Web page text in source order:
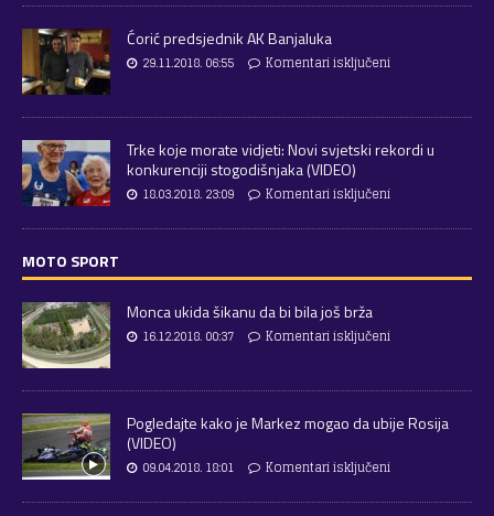
Ćorić predsjednik AK Banjaluka
29.11.2018. 06:55 Komentari isključeni
Trke koje morate vidjeti: Novi svjetski rekordi u
konkurenciji stogodišnjaka (VIDEO)
18.03.2018. 23:09 Komentari isključeni
MOTO SPORT
Monca ukida šikanu da bi bila još brža
16.12.2018. 00:37 Komentari isključeni
Pogledajte kako je Markez mogao da ubije Rosija
(VIDEO)
09.04.2018. 18:01 Komentari isključeni